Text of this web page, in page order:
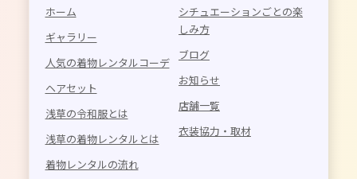
ホーム
ギャラリー
人気の着物レンタルコーデ
ヘアセット
浅草の令和服とは
浅草の着物レンタルとは
着物レンタルの流れ
シチュエーションごとの楽
しみ方
ブログ
お知らせ
店舗一覧
衣装協力・取材